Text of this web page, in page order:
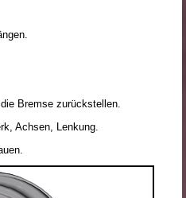
Bremse zurückstellen.
Achsen, Lenkung.